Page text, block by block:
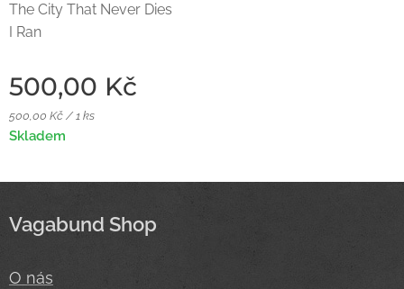
The City That Never Dies
I Ran
500,00 Kč
500,00 Kč / 1 ks
Skladem
Vagabund Shop
O nás